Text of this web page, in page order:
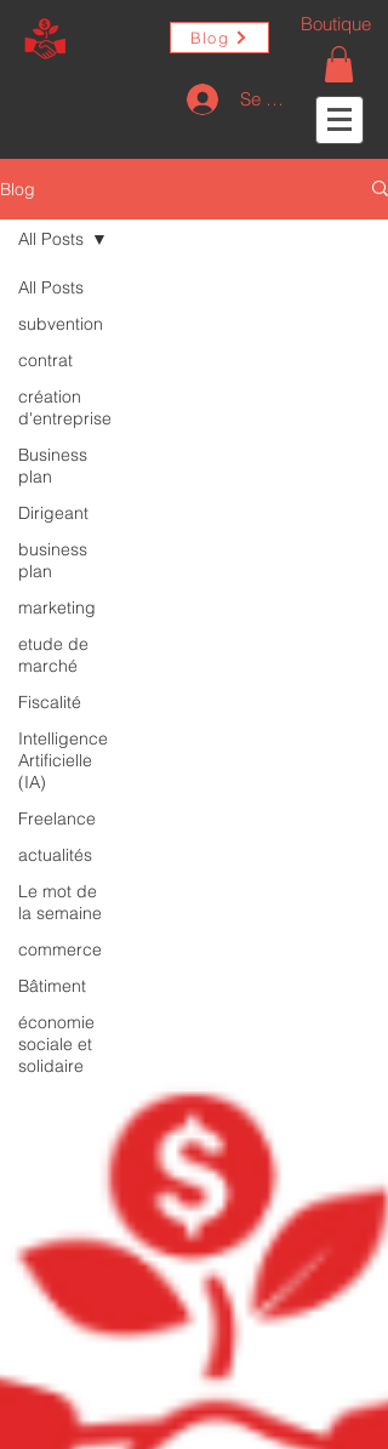
Blog
Se connecter
Boutique
Blog
All Posts
subvention
contrat
création
d'entreprise
Business
plan
Dirigeant
business
plan
marketing
etude de
marché
Fiscalité
Intelligence
Artificielle
(IA)
Freelance
actualités
Le mot de
la semaine
commerce
Bâtiment
économie
sociale et
solidaire
All Posts